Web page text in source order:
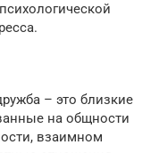
– это близкие
на общности
взаимном